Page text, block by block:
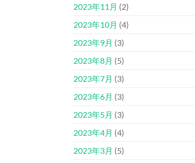
2023年11月 (2)
2023年10月 (4)
2023年9月 (3)
2023年8月 (5)
2023年7月 (3)
2023年6月 (3)
2023年5月 (3)
2023年4月 (4)
2023年3月 (5)